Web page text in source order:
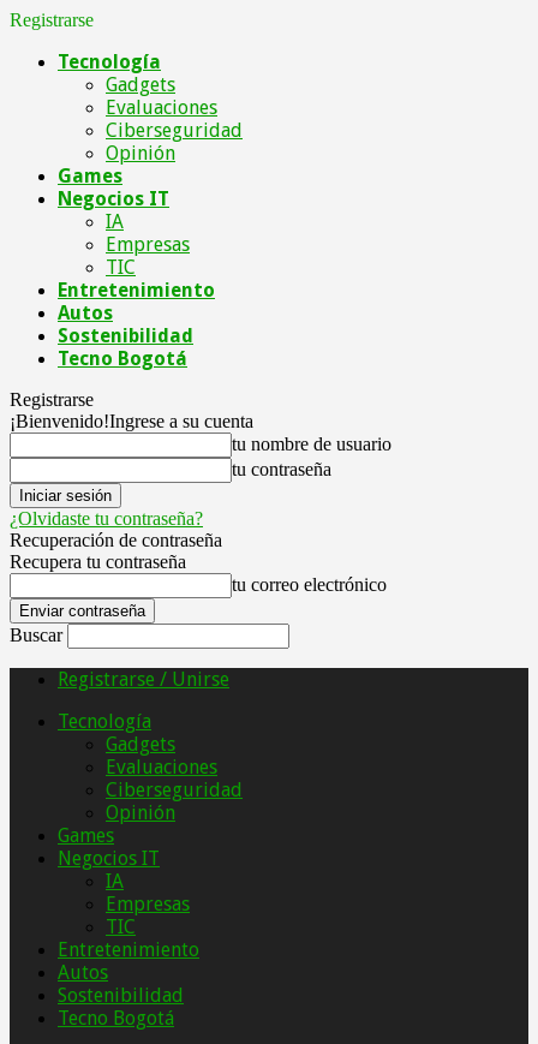
Registrarse
Tecnología
Gadgets
Evaluaciones
Ciberseguridad
Opinión
Games
Negocios IT
IA
Empresas
TIC
Entretenimiento
Autos
Sostenibilidad
Tecno Bogotá
Registrarse
¡Bienvenido!Ingrese a su cuenta
tu nombre de usuario
tu contraseña
¿Olvidaste tu contraseña?
Recuperación de contraseña
Recupera tu contraseña
tu correo electrónico
Buscar
Registrarse / Unirse
Tecnología
Gadgets
Evaluaciones
Ciberseguridad
Opinión
Games
Negocios IT
IA
Empresas
TIC
Entretenimiento
Autos
Sostenibilidad
Tecno Bogotá